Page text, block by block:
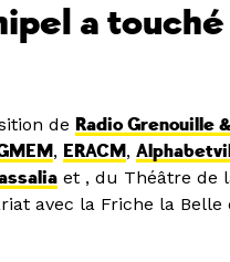
a touché
de Radio Grenouille &
, ERACM,
et , du Théâtre de
avec la Friche la Belle